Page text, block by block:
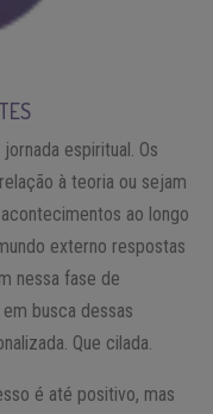
espiritual. Os
à teoria ou sejam
ao longo
externo respostas
nessa fase de
busca dessas
Que cilada.
é até positivo, mas